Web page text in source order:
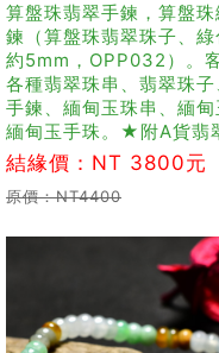
算盤珠翡翠手鍊，算盤
鍊（算盤珠翡翠珠子、綠
約5mm，OPP032）。
各種翡翠珠串、翡翠珠子
手鍊、緬甸玉珠串、緬甸
緬甸玉手珠。★附A貨翡
結緣價：NT 3800元
原價：NT4400